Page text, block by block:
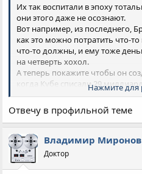
Их так воспитали в эпоху
они этого даже не осознают.
Вот например, из последнего,
как это можно потратить что-
что-то должны, и ему тоже
на четверть хохол.
А теперь покажите чтобы он
когда Кубе списали 29
денег, раз кубинцам столько
Нажмите для
Отвечу в профильной теме
Владимир Миронов
Доктор